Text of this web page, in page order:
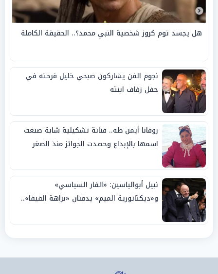
هل يجسد توم كروز شخصية النبي محمد؟.. الحقيقة الكاملة
نجوم الفن يشاركون صبحي خليل فرحته في
حفل زفاف ابنته
روفانا أيمن طه.. فنانة تشكيلية شابة صنعت
اسمها بالإبداع وحصدت الجوائز منذ الصغر
نبيل أبوالياسين: «الفار السياسي»
و«ديكتاتورية الميم» يدفنان «نزاهة الفيفا»..